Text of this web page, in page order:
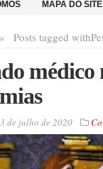
MAPA DO SITE
Posts tagged with
»
médico
de julho de 2020